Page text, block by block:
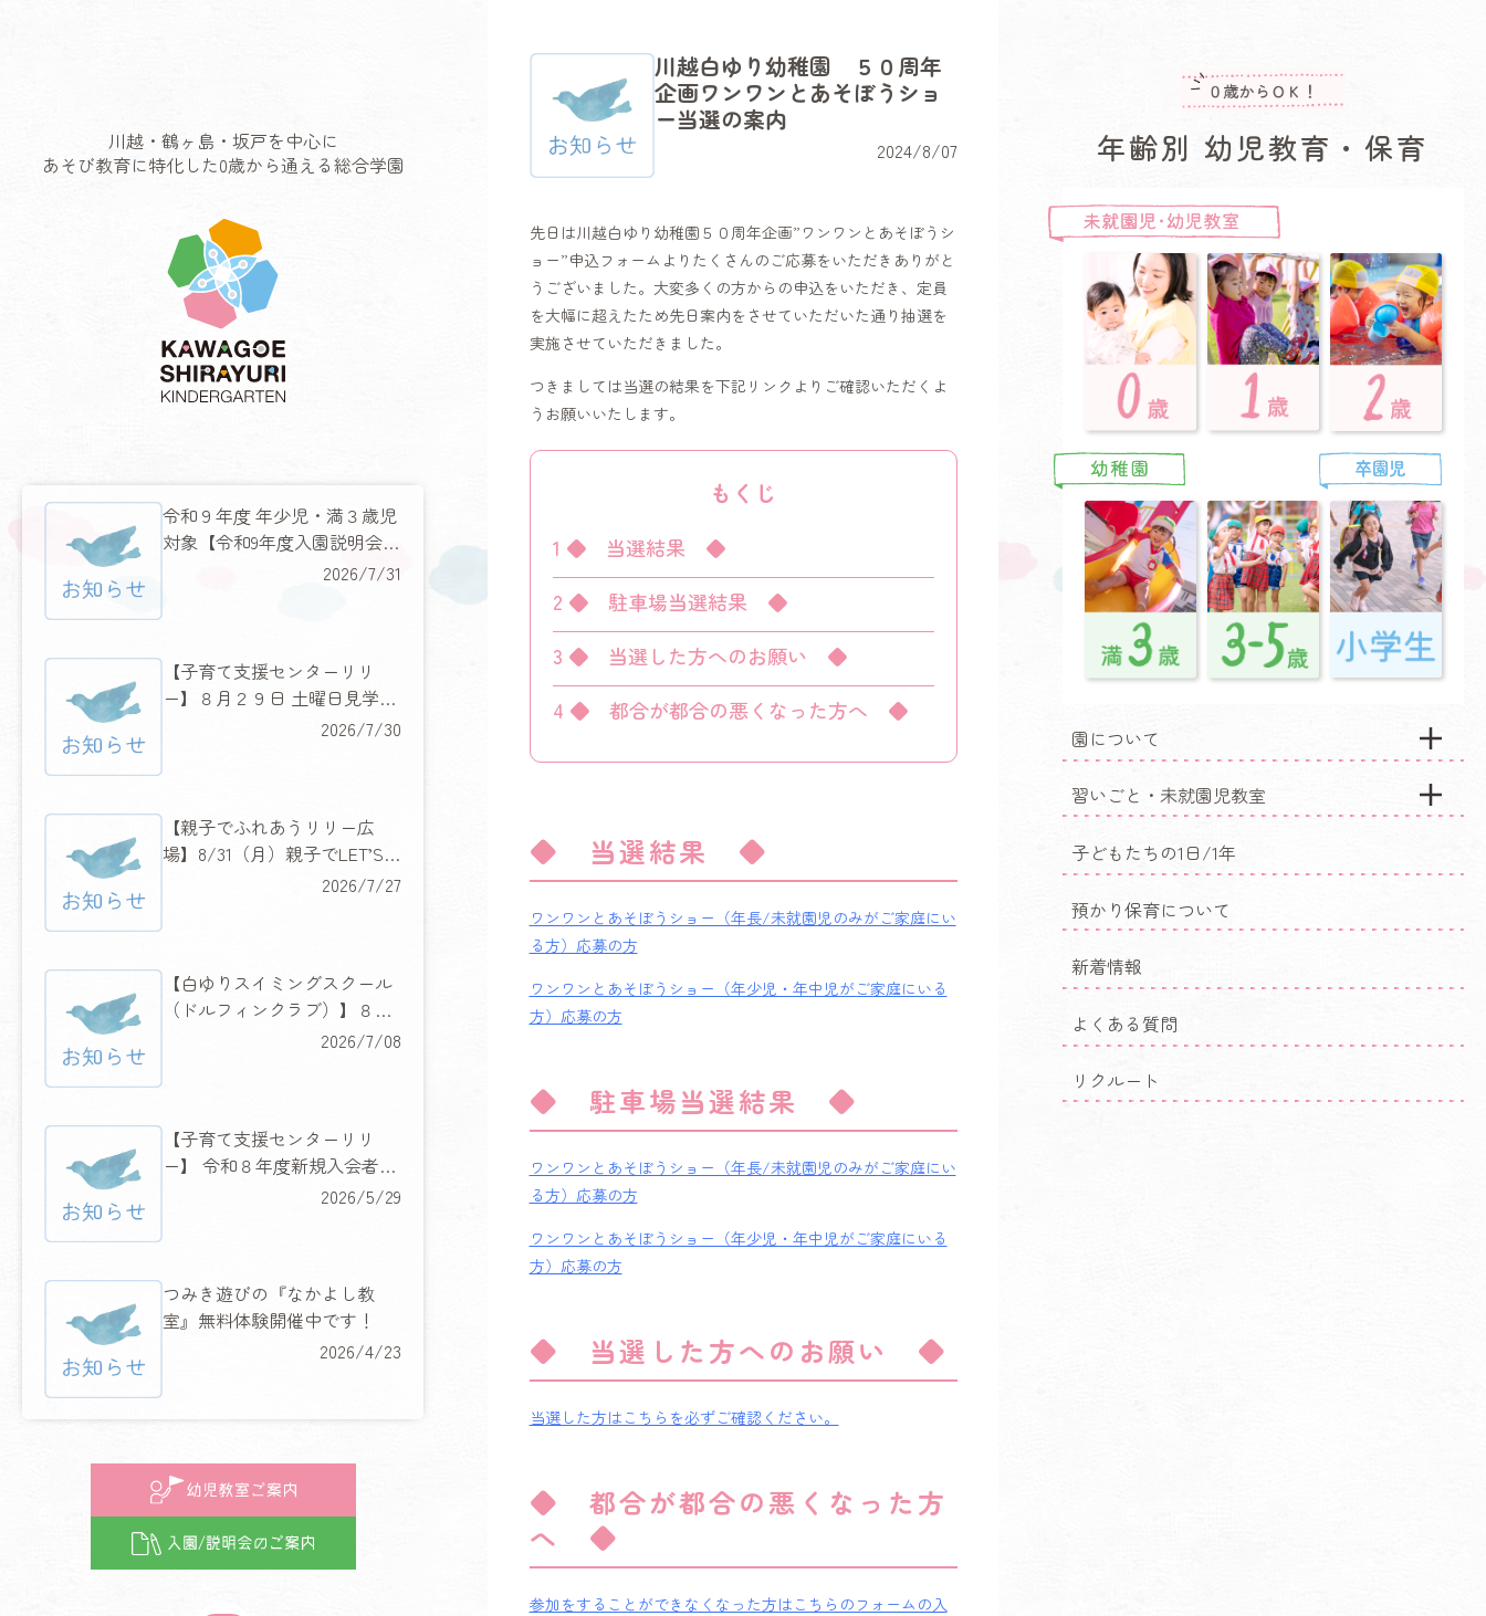
年齢別 幼児教育・保育
園について
習いごと・未就園児教室
子どもたちの1日/1年
預かり保育について
新着情報
よくある質問
リクルート
川越・鶴ヶ島・坂戸を中心に
あそび教育に特化した0歳から通える総合学園
令和９年度 年少児・満３歳児
対象【令和9年度入園説明会の
2026/7/31
【子育て支援センターリリ
ー】８月２９日 土曜日見学説
明会＆みんなに人気のあのキ
2026/7/30
【親子でふれあうリリー広
場】8/31（月）親子でLET’S
2026/7/27
【白ゆりスイミングスクール
（ドルフィンクラブ）】８月
６日（木）・７日（金）２日
2026/7/08
【子育て支援センターリリ
ー】 令和８年度新規入会者限
定 『ハッピーキャンペーン』
2026/5/29
つみき遊びの『なかよし教
室』無料体験開催中です！
2026/4/23
川越白ゆり幼稚園 ５０周年
企画ワンワンとあそぼうショ
ー当選の案内
2024/8/07
先日は川越白ゆり幼稚園５０周年企画”ワンワンとあそぼうシ
ョー”申込フォームよりたくさんのご応募をいただきありがと
うございました。大変多くの方からの申込をいただき、定員
を大幅に超えたため先日案内をさせていただいた通り抽選を
実施させていただきました。
つきましては当選の結果を下記リンクよりご確認いただくよ
うお願いいたします。
もくじ
1 ◆ 当選結果 ◆
2 ◆ 駐車場当選結果 ◆
3 ◆ 当選した方へのお願い ◆
4 ◆ 都合が都合の悪くなった方へ ◆
◆ 当選結果 ◆
ワンワンとあそぼうショー（年長/未就園児のみがご家庭にい
る方）応募の方
ワンワンとあそぼうショー（年少児・年中児がご家庭にいる
方）応募の方
◆ 駐車場当選結果 ◆
ワンワンとあそぼうショー（年長/未就園児のみがご家庭にい
る方）応募の方
ワンワンとあそぼうショー（年少児・年中児がご家庭にいる
方）応募の方
◆ 当選した方へのお願い ◆
当選した方はこちらを必ずご確認ください。
◆ 都合が都合の悪くなった方
へ ◆
参加をすることができなくなった方はこちらのフォームの入